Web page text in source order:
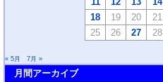
18
19 20 21
25
26 27 28
« 5月 7月 »
月間アーカイブ